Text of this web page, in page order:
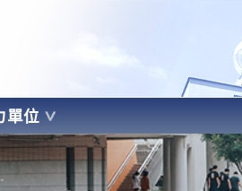
單位